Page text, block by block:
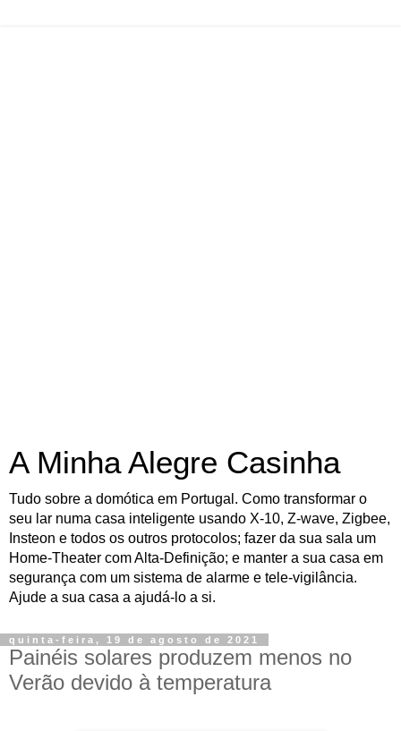
A Minha Alegre Casinha
Tudo sobre a domótica em Portugal. Como transformar o
seu lar numa casa inteligente usando X-10, Z-wave, Zigbee,
Insteon e todos os outros protocolos; fazer da sua sala um
Home-Theater com Alta-Definição; e manter a sua casa em
segurança com um sistema de alarme e tele-vigilância.
Ajude a sua casa a ajudá-lo a si.
quinta-feira, 19 de agosto de 2021
Painéis solares produzem menos no
Verão devido à temperatura